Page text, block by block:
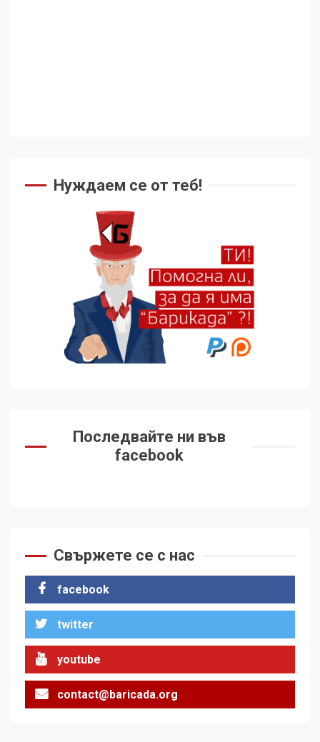
Нуждаем се от теб!
Последвайте ни във
facebook
Свържете се с нас
facebook
twitter
youtube
contact@baricada.org